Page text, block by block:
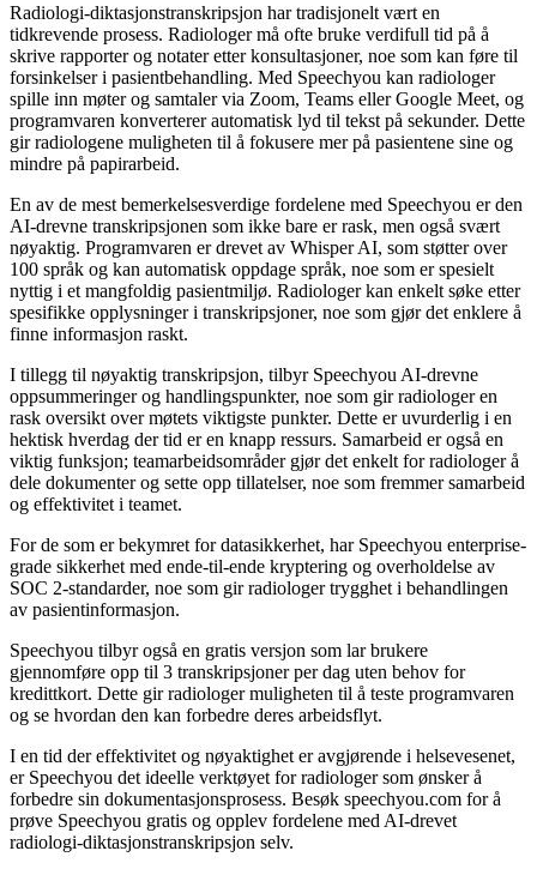
Radiologi-diktasjonstranskripsjon har tradisjonelt vært en
tidkrevende prosess. Radiologer må ofte bruke verdifull tid på å
skrive rapporter og notater etter konsultasjoner, noe som kan føre til
forsinkelser i pasientbehandling. Med Speechyou kan radiologer
spille inn møter og samtaler via Zoom, Teams eller Google Meet, og
programvaren konverterer automatisk lyd til tekst på sekunder. Dette
gir radiologene muligheten til å fokusere mer på pasientene sine og
mindre på papirarbeid.
En av de mest bemerkelsesverdige fordelene med Speechyou er den
AI-drevne transkripsjonen som ikke bare er rask, men også svært
nøyaktig. Programvaren er drevet av Whisper AI, som støtter over
100 språk og kan automatisk oppdage språk, noe som er spesielt
nyttig i et mangfoldig pasientmiljø. Radiologer kan enkelt søke etter
spesifikke opplysninger i transkripsjoner, noe som gjør det enklere å
finne informasjon raskt.
I tillegg til nøyaktig transkripsjon, tilbyr Speechyou AI-drevne
oppsummeringer og handlingspunkter, noe som gir radiologer en
rask oversikt over møtets viktigste punkter. Dette er uvurderlig i en
hektisk hverdag der tid er en knapp ressurs. Samarbeid er også en
viktig funksjon; teamarbeidsområder gjør det enkelt for radiologer å
dele dokumenter og sette opp tillatelser, noe som fremmer samarbeid
og effektivitet i teamet.
For de som er bekymret for datasikkerhet, har Speechyou enterprise-
grade sikkerhet med ende-til-ende kryptering og overholdelse av
SOC 2-standarder, noe som gir radiologer trygghet i behandlingen
av pasientinformasjon.
Speechyou tilbyr også en gratis versjon som lar brukere
gjennomføre opp til 3 transkripsjoner per dag uten behov for
kredittkort. Dette gir radiologer muligheten til å teste programvaren
og se hvordan den kan forbedre deres arbeidsflyt.
I en tid der effektivitet og nøyaktighet er avgjørende i helsevesenet,
er Speechyou det ideelle verktøyet for radiologer som ønsker å
forbedre sin dokumentasjonsprosess. Besøk speechyou.com for å
prøve Speechyou gratis og opplev fordelene med AI-drevet
radiologi-diktasjonstranskripsjon selv.